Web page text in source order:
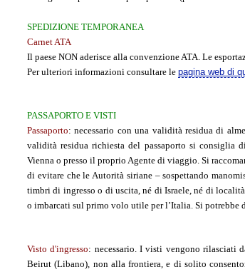
SPEDIZIONE TEMPORANEA
Carnet ATA
Il paese NON aderisce alla convenzione ATA. Le
Per ulteriori informazioni consultare le pagina web di
PASSAPORTO E VISTI
Passaporto: necessario con una validità residua di
validità residua richiesta del passaporto si consiglia
Vienna o presso il proprio Agente di viaggio. Si
di evitare che le Autorità siriane – sospettando
timbri di ingresso o di uscita, né di Israele, né di
o imbarcati sul primo volo utile per l’Italia. Si
Visto d'ingresso: necessario. I visti vengono rilasciati
Beirut (Libano), non alla frontiera, e di solito